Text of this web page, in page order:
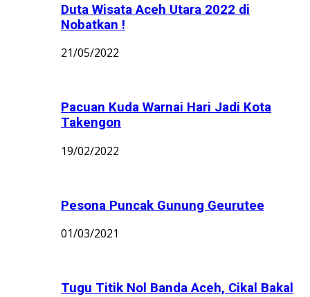
Duta Wisata Aceh Utara 2022 di
Nobatkan !
21/05/2022
Pacuan Kuda Warnai Hari Jadi Kota
Takengon
19/02/2022
Pesona Puncak Gunung Geurutee
01/03/2021
Tugu Titik Nol Banda Aceh, Cikal Bakal